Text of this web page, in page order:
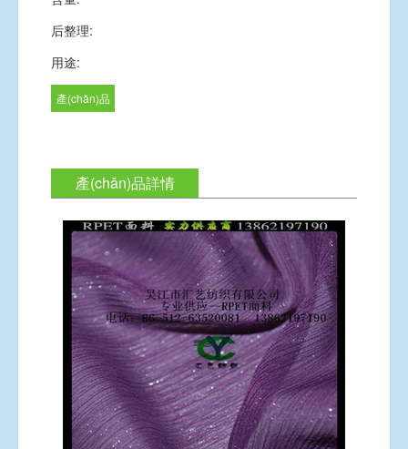
后整理:
用途:
產(chǎn)品
產(chǎn)品詳情